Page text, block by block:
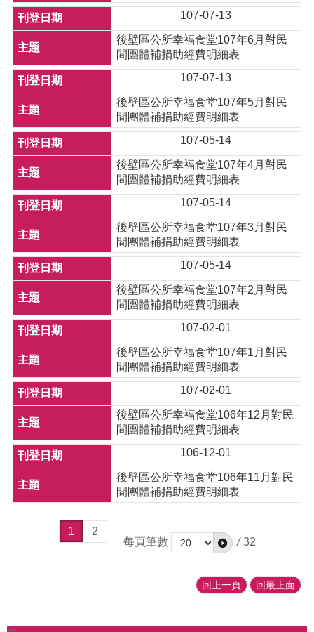
107-07-13
後壁區公所幸福食堂107年6月對民
間團體補捐助經費明細表
107-07-13
後壁區公所幸福食堂107年5月對民
間團體補捐助經費明細表
107-05-14
後壁區公所幸福食堂107年4月對民
間團體補捐助經費明細表
107-05-14
後壁區公所幸福食堂107年3月對民
間團體補捐助經費明細表
107-05-14
後壁區公所幸福食堂107年2月對民
間團體補捐助經費明細表
107-02-01
後壁區公所幸福食堂107年1月對民
間團體補捐助經費明細表
107-02-01
後壁區公所幸福食堂106年12月對民
間團體補捐助經費明細表
106-12-01
後壁區公所幸福食堂106年11月對民
間團體補捐助經費明細表
1
2
每頁筆數
/ 32
回上一頁 回最上面